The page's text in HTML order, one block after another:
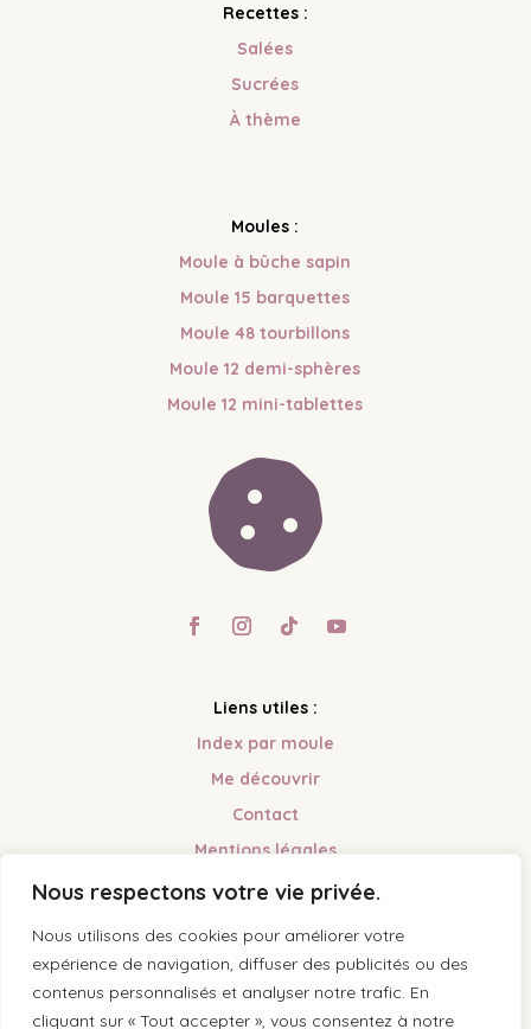
Nous respectons votre vie privée.
Nous utilisons des cookies pour améliorer votre
expérience de navigation, diffuser des publicités ou des
contenus personnalisés et analyser notre trafic. En
cliquant sur « Tout accepter », vous consentez à notre
Recettes :
Salées
Sucrées
Àthème
Moules :
Moule à bûche sapin
Moule 15 barquettes
Moule 48 tourbillons
Moule 12 demi-sphères
Moule 12 mini-tablettes

Liens utiles :
Index par moule
Me découvrir
Contact
Mentions légales
Facebook
Instagram